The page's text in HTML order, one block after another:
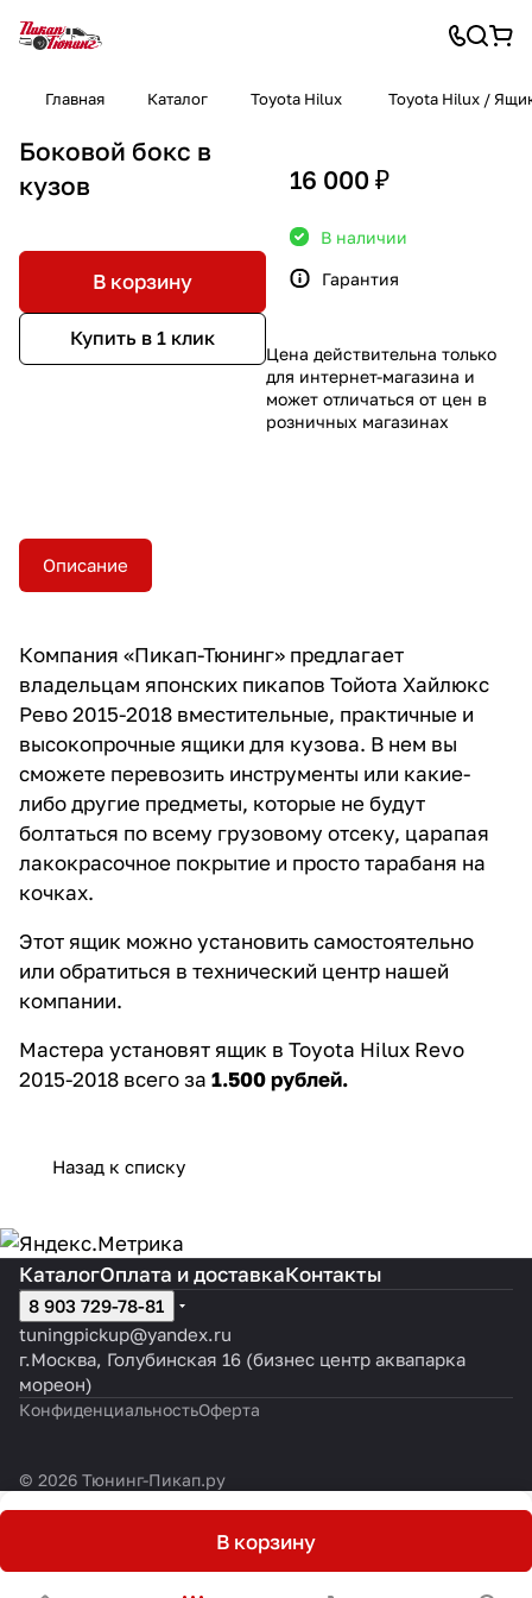
Главная Каталог Toyota Hilux Toyota Hilux /
Боковой бокс в
кузов
В корзину
Купить в 1 клик
16 000 ₽
В наличии
Гарантия
Цена действительна только
для интернет-магазина и
может отличаться от цен в
розничных магазинах
Описание
Компания «Пикап-Тюнинг» предлагает
владельцам японских пикапов Тойота Хайлюкс
Рево 2015-2018 вместительные, практичные и
высокопрочные ящики для кузова. В нем вы
сможете перевозить инструменты или какие-
либо другие предметы, которые не будут
болтаться по всему грузовому отсеку, царапая
лакокрасочное покрытие и просто тарабаня на
кочках.
Этот ящик можно установить самостоятельно
или обратиться в технический центр нашей
компании.
Мастера установят ящик в Toyota Hilux Revo
2015-2018 всего за 1.500 рублей.
Назад к списку
В корзину
КаталогОплата и доставкаКонтакты
8 903 729-78-81
tuningpickup@yandex.ru
г.Москва, Голубинская 16 (бизнес центр аквапарка
мореон)
КонфиденциальностьОферта
© 2026 Тюнинг-Пикап.ру